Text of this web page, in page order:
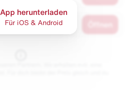
App herunterladen
Für iOS & Android